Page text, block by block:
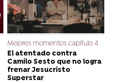
Mejores momentos capítulo 4
El atentado contra
Camilo Sesto que no logra
frenar Jesucristo
Superstar